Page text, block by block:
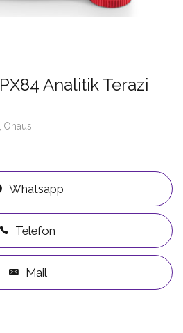
Analitik Terazi
Ohaus
Whatsapp
Telefon
Mail